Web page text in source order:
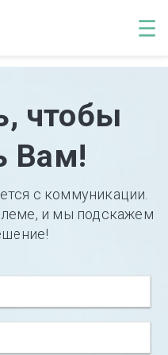
☰
чтобы
Вам!
с коммуникации.
и мы подскажем